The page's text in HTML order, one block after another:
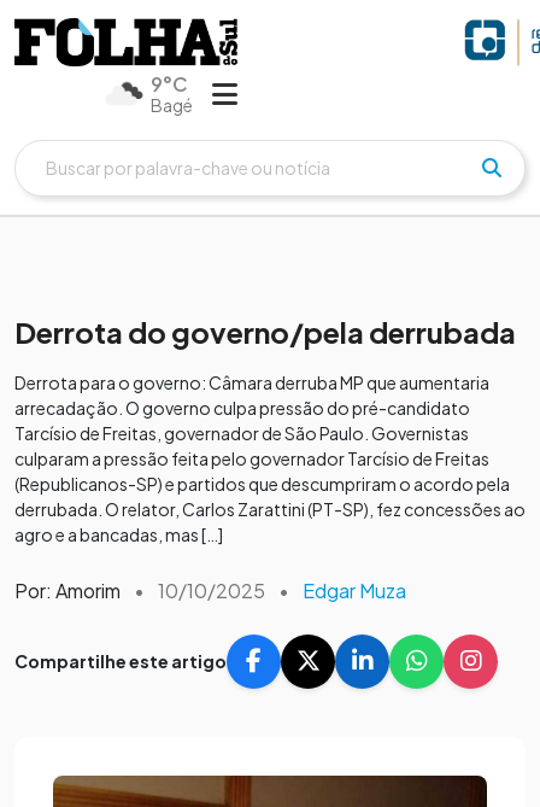
9°C
Bagé
Derrota do governo/pela derrubada
Derrota para o governo: Câmara derruba MP que aumentaria
arrecadação. O governo culpa pressão do pré-candidato
Tarcísio de Freitas, governador de São Paulo. Governistas
culparam a pressão feita pelo governador Tarcísio de Freitas
(Republicanos-SP) e partidos que descumpriram o acordo pela
derrubada. O relator, Carlos Zarattini (PT-SP), fez concessões ao
agro e a bancadas, mas […]
Por: Amorim • 10/10/2025 • Edgar Muza
Compartilhe este artigo